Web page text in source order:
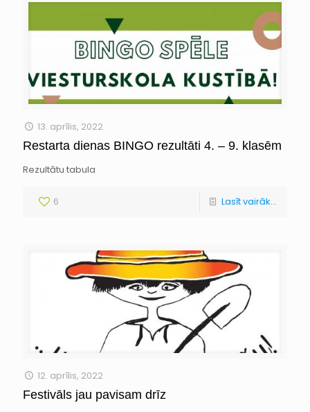
13. aprīlis, 2022
Restarta dienas BINGO rezultāti 4. – 9. klasēm
Rezultātu tabula
6 Lasīt vairāk...
12. aprīlis, 2022
Festivāls jau pavisam drīz